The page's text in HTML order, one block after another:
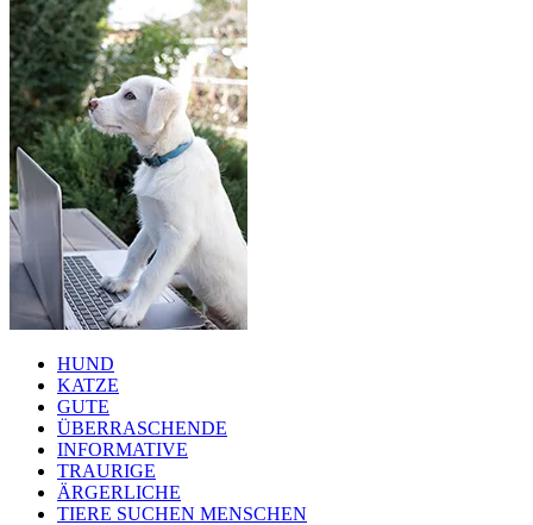
HUND
KATZE
GUTE
ÜBERRASCHENDE
INFORMATIVE
TRAURIGE
ÄRGERLICHE
TIERE SUCHEN MENSCHEN